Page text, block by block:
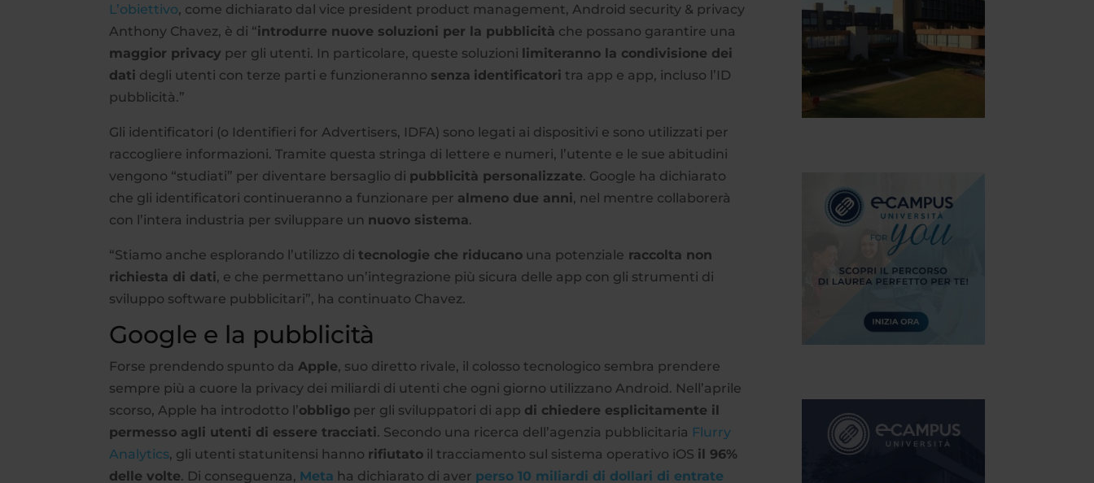
L’obiettivo, come dichiarato dal vice president product management, Android security & privacy
Anthony Chavez, è di “introdurre nuove soluzioni per la pubblicità che possano garantire una
maggior privacy per gli utenti. In particolare, queste soluzioni limiteranno la condivisione dei
dati degli utenti con terze parti e funzioneranno senza identificatori tra app e app, incluso l’ID
pubblicità.”
Gli identificatori (o Identifieri for Advertisers, IDFA) sono legati ai dispositivi e sono utilizzati per
raccogliere informazioni. Tramite questa stringa di lettere e numeri, l’utente e le sue abitudini
vengono “studiati” per diventare bersaglio di pubblicità personalizzate. Google ha dichiarato
che gli identificatori continueranno a funzionare per almeno due anni, nel mentre collaborerà
con l’intera industria per sviluppare un nuovo sistema.
“Stiamo anche esplorando l’utilizzo ditecnologie che riducano una potenziale raccolta non
richiesta di dati, e che permettano un’integrazione più sicura delle app con gli strumenti di
sviluppo software pubblicitari”, ha continuato Chavez.
Google e la pubblicità
Forse prendendo spunto da Apple, suo diretto rivale, il colosso tecnologico sembra prendere
sempre più a cuore la privacy dei miliardi di utenti che ogni giorno utilizzano Android. Nell’aprile
scorso, Apple ha introdotto l’obbligo per gli sviluppatori di app di chiedere esplicitamente il
permesso agli utenti di essere tracciati. Secondo una ricerca dell’agenzia pubblicitaria Flurry
Analytics, gli utenti statunitensi hanno rifiutato il tracciamento sul sistema operativo iOS il 96%
delle volte. Di conseguenza, Meta ha dichiarato di aver perso 10 miliardi di dollari di entrate